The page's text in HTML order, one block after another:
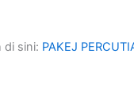
di sini: PAKEJ